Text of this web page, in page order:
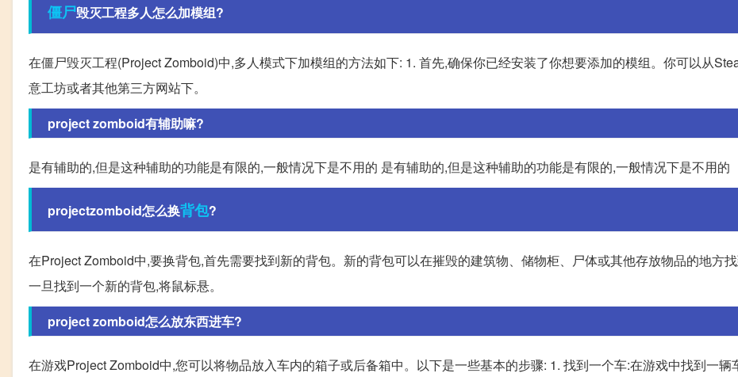
僵尸毁灭工程多人怎么加模组?
在僵尸毁灭工程(Project Zomboid)中,多人模式下加模组的方法如下: 1. 首先,确保你已经安装了你想要添加的模组。你可以从
意工坊或者其他第三方网站下。
project zomboid有辅助嘛?
是有辅助的,但是这种辅助的功能是有限的,一般情况下是不用的 是有辅助的,但是这种辅助的功能是有限的,一般情况下是不用的
projectzomboid怎么换背包?
在Project Zomboid中,要换背包,首先需要找到新的背包。新的背包可以在摧毁的建筑物、储物柜、尸体或其他存放物品的地方找
一旦找到一个新的背包,将鼠标悬。
project zomboid怎么放东西进车?
在游戏Project Zomboid中,您可以将物品放入车内的箱子或后备箱中。以下是一些基本的步骤: 1. 找到一个车:在游戏中找到一辆